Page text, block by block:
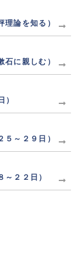
論を知る）
に親しむ）
）
～２９日）
２２日）